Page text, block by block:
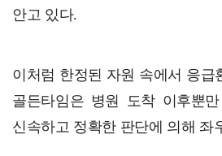
안고 있다.
이처럼 한정된 자원 속에서 응급
골든타임은 병원 도착 이후뿐
신속하고 정확한 판단에 의해 좌